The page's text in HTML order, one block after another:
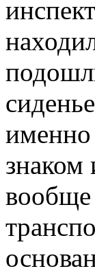
именно
знаком
вообще